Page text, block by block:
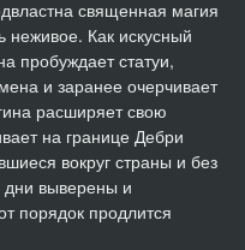
14:51
и глины 17
14:57
и глины 18
29:37
и глины 19
и глины 20
и глины 21
священная магия
неживое. Как искусный
пробуждает статуи,
и заранее очерчивает
расширяет свою
на границе Дебри
вокруг страны и без
выверены и
порядок продлится